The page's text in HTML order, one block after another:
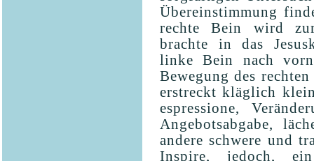
Übereinstimmung
rechte Bein wird
brachte in das
linke Bein nach
Bewegung des
erstreckt kläglich
espressione,
Angebotsabgabe,
andere schwere und
Inspire, jedoch,